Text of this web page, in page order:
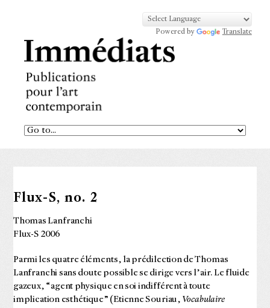
Powered by Translate
Flux-S, no. 2
Thomas Lanfranchi
Flux-S 2006
Parmi les quatre éléments, la prédilection de Thomas
Lanfranchi sans doute possible se dirige vers l’air. Le fluide
gazeux, “agent physique en soi indifférent à toute
implication esthétique” (Etienne Souriau, Vocabulaire